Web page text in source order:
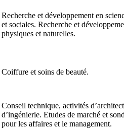
Recherche et développement en
et sociales. Recherche et
physiques et naturelles.
Coiffure et soins de beauté.
Conseil technique, activités
d’ingénierie. Etudes de marché et
pour les affaires et le management.